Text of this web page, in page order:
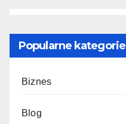
Popularne kategorie
Biznes
Blog